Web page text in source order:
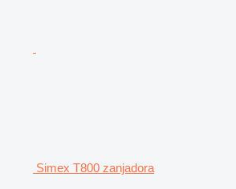
Simex T800 zanjadora